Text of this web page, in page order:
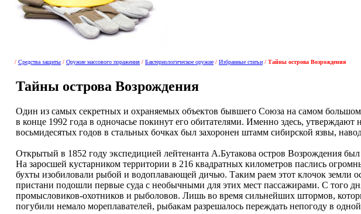
/ Средства защиты / Оружие массового поражения / Бактериологическое оружие / Избранные статьи / Тайны острова Возрождения
Тайны острова Возрождения
Один из самых секретных и охраняемых объектов бывшего Союза на самом
в конце 1992 года в одночасье покинут его обитателями. Именно здесь,
восьмидесятых годов в стальных бочках был захоронен штамм сибирской язвы,
Открытый в 1852 году экспедицией лейтенанта А.Бутакова остров Возрождения
На заросшей кустарником территории в 216 квадратных километров паслись
бухты изобиловали рыбой и водоплавающей дичью. Таким раем этот клочок земли
пристани подошли первые суда с необычными для этих мест пассажирами. С того
промысловиков-охотников и рыболовов. Лишь во время сильнейших штормов,
погубили немало мореплавателей, рыбакам разрешалось переждать непогоду в одной